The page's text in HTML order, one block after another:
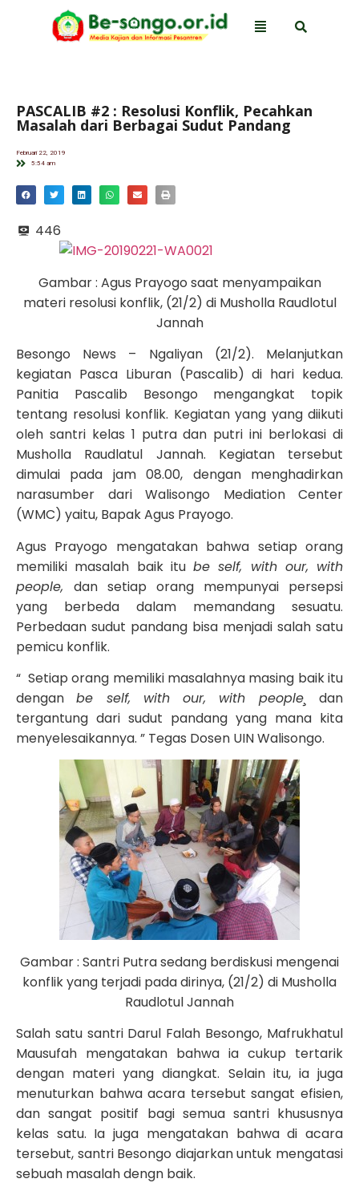
PASCALIB #2 : Resolusi Konflik, Pecahkan
Masalah dari Berbagai Sudut Pandang
Februari 22, 2019
5:54 am
446
Gambar : Agus Prayogo saat menyampaikan
materi resolusi konflik, (21/2) di Musholla Raudlotul
Jannah
Besongo News – Ngaliyan (21/2). Melanjutkan
kegiatan Pasca Liburan (Pascalib) di hari kedua.
Panitia Pascalib Besongo mengangkat topik
tentang resolusi konflik. Kegiatan yang yang diikuti
oleh santri kelas 1 putra dan putri ini berlokasi di
Musholla Raudlatul Jannah. Kegiatan tersebut
dimulai pada jam 08.00, dengan menghadirkan
narasumber dari Walisongo Mediation Center
(WMC) yaitu, Bapak Agus Prayogo.
Agus Prayogo mengatakan bahwa setiap orang
memiliki masalah baik itu be self, with our, with
people, dan setiap orang mempunyai persepsi
yang berbeda dalam memandang sesuatu.
Perbedaan sudut pandang bisa menjadi salah satu
pemicu konflik.
“ Setiap orang memiliki masalahnya masing baik itu
denganbe self, with our, with people¸ dan
tergantung dari sudut pandang yang mana kita
menyelesaikannya. ” Tegas Dosen UIN Walisongo.
Gambar : Santri Putra sedang berdiskusi mengenai
konflik yang terjadi pada dirinya, (21/2) di Musholla
Raudlotul Jannah
Salah satu santri Darul Falah Besongo, Mafrukhatul
Mausufah mengatakan bahwa ia cukup tertarik
dengan materi yang diangkat. Selain itu, ia juga
menuturkan bahwa acara tersebut sangat efisien,
dan sangat positif bagi semua santri khususnya
kelas satu. Ia juga mengatakan bahwa di acara
tersebut, santri Besongo diajarkan untuk mengatasi
sebuah masalah dengn baik.